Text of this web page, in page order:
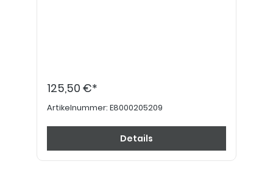
125,50 €*
Artikelnummer: E8000205209
Details